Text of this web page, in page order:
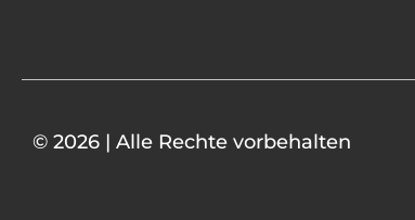
© 2026 | Alle Rechte vorbehalten